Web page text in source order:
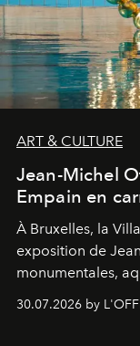
ART & CULTURE
Jean-Michel
Empain en
À Bruxelles, la
exposition de
monumentales,
soufflé, l’artiste
émotionnel où
30.07.2026 by